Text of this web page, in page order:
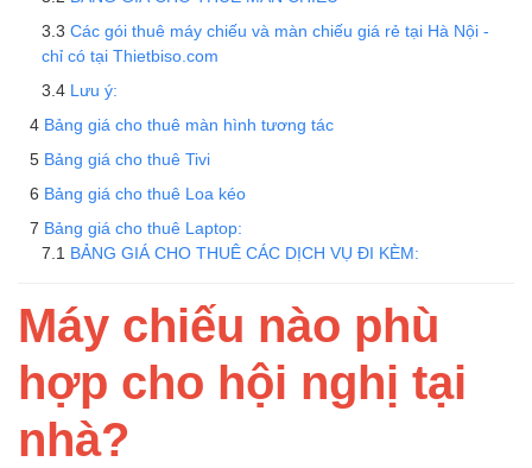
Các gói thuê máy chiếu và màn chiếu giá rẻ tại Hà Nội -
chỉ có tại Thietbiso.com
Lưu ý:
Bảng giá cho thuê màn hình tương tác
Bảng giá cho thuê Tivi
Bảng giá cho thuê Loa kéo
Bảng giá cho thuê Laptop:
BẢNG GIÁ CHO THUÊ CÁC DỊCH VỤ ĐI KÈM:
Máy chiếu nào phù
hợp cho hội nghị tại
nhà?